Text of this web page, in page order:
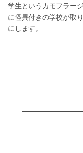
学生というカモフラー
に怪異付きの学校が取
にします。